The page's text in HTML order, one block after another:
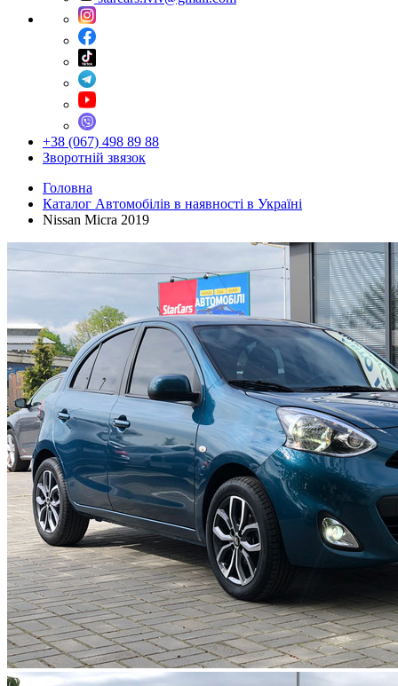
+38 (067) 498 89 88
Зворотній звязок
Головна
Каталог Автомобілів в наявності в Україні
Nissan Micra 2019